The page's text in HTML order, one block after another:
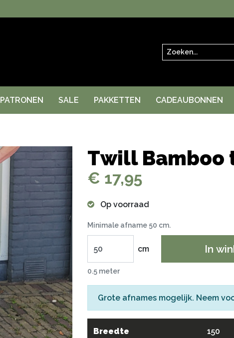
Zoeken
PATRONEN SALE PAKKETTEN CADEAUBONNEN
Twill Bamboo
€ 17,95
Op voorraad
Minimale afname 50 cm.
cm In
0.5 meter
Grote afnames mogelijk. Neem
Breedte 150